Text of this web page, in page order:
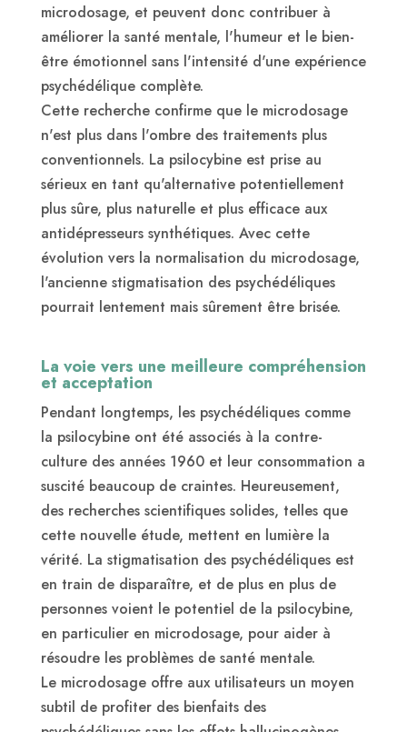
microdosage, et peuvent donc contribuer à
améliorer la santé mentale, l'humeur et le bien-
être émotionnel sans l'intensité d'une expérience
psychédélique complète.
Cette recherche confirme que le microdosage
n'est plus dans l'ombre des traitements plus
conventionnels. La psilocybine est prise au
sérieux en tant qu'alternative potentiellement
plus sûre, plus naturelle et plus efficace aux
antidépresseurs synthétiques. Avec cette
évolution vers la normalisation du microdosage,
l'ancienne stigmatisation des psychédéliques
pourrait lentement mais sûrement être brisée.
La voie vers une meilleure compréhension
et acceptation
Pendant longtemps, les psychédéliques comme
la psilocybine ont été associés à la contre-
culture des années 1960 et leur consommation a
suscité beaucoup de craintes. Heureusement,
des recherches scientifiques solides, telles que
cette nouvelle étude, mettent en lumière la
vérité. La stigmatisation des psychédéliques est
en train de disparaître, et de plus en plus de
personnes voient le potentiel de la psilocybine,
en particulier en microdosage, pour aider à
résoudre les problèmes de santé mentale.
Le microdosage offre aux utilisateurs un moyen
subtil de profiter des bienfaits des